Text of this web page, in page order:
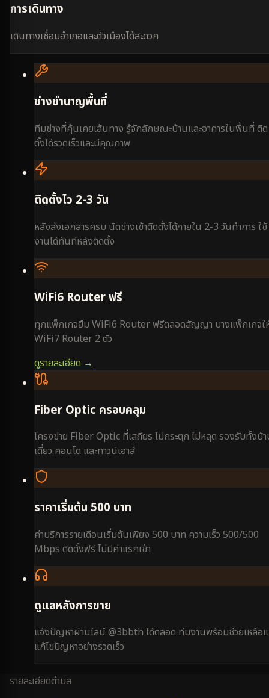
การเดินทาง
เดินทางเชื่อมอำเภอและตัวเมืองได้สะดวก
ช่างชำนาญพื้นที่
ทีมช่างที่คุ้นเคยเส้นทาง รู้จักลักษณะบ้านและอาคารในพื้นที่ ติด
ตั้งได้รวดเร็วและมีคุณภาพ
ติดตั้งไว 2-3 วัน
หลังส่งเอกสารครบ นัดช่างเข้าติดตั้งได้ภายใน 2-3 วันทำการ ใช้
งานได้ทันทีหลังติดตั้ง
WiFi6 Router ฟรี
ทุกแพ็กเกจยืม WiFi6 Router ฟรีตลอดสัญญา บางแพ็กเกจใ
WiFi7 Router 2 ตัว
ดูรายละเอียด →
Fiber Optic ครอบคลุม
โครงข่าย Fiber Optic ที่เสถียร ไม่กระตุก ไม่หลุด รองรับทั้งบ้
เดี่ยว คอนโด และทาวน์เฮาส์
ราคาเริ่มต้น 500 บาท
ค่าบริการรายเดือนเริ่มต้นเพียง 500 บาท ความเร็ว 500/500
Mbps ติดตั้งฟรี ไม่มีค่าแรกเข้า
ดูแลหลังการขาย
แจ้งปัญหาผ่านไลน์ @3bbth ได้ตลอด ทีมงานพร้อมช่วยเหลือแ
แก้ไขปัญหาอย่างรวดเร็ว
รายละเอียดตำบล